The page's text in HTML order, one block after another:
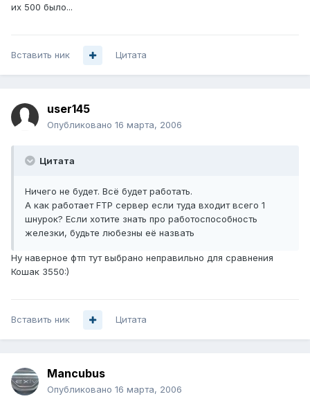
их 500 было...
Вставить ник Цитата
user145
Опубликовано 16 марта, 2006
Цитата
Ничего не будет. Всё будет работать.
А как работает FTP сервер если туда входит всего 1
шнурок? Если хотите знать про работоспособность
железки, будьте любезны её назвать
Ну наверное фтп тут выбрано неправильно для сравнения
Кошак 3550:)
Вставить ник Цитата
Mancubus
Опубликовано 16 марта, 2006